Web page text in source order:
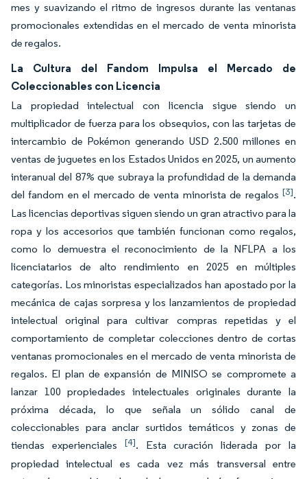
mes y suavizando el ritmo de ingresos durante las ventanas
promocionales extendidas en el mercado de venta minorista
de regalos.
La Cultura del Fandom Impulsa el Mercado de
Coleccionables con Licencia
La propiedad intelectual con licencia sigue siendo un
multiplicador de fuerza para los obsequios, con las tarjetas de
intercambio de Pokémon generando USD 2.500 millones en
ventas de juguetes en los Estados Unidos en 2025, un aumento
interanual del 87% que subraya la profundidad de la demanda
del fandom en el mercado de venta minorista de regalos [3].
Las licencias deportivas siguen siendo un gran atractivo para la
ropa y los accesorios que también funcionan como regalos,
como lo demuestra el reconocimiento de la NFLPA a los
licenciatarios de alto rendimiento en 2025 en múltiples
categorías. Los minoristas especializados han apostado por la
mecánica de cajas sorpresa y los lanzamientos de propiedad
intelectual original para cultivar compras repetidas y el
comportamiento de completar colecciones dentro de cortas
ventanas promocionales en el mercado de venta minorista de
regalos. El plan de expansión de MINISO se compromete a
lanzar 100 propiedades intelectuales originales durante la
próxima década, lo que señala un sólido canal de
coleccionables para anclar surtidos temáticos y zonas de
tiendas experienciales [4]. Esta curación liderada por la
propiedad intelectual es cada vez más transversal entre